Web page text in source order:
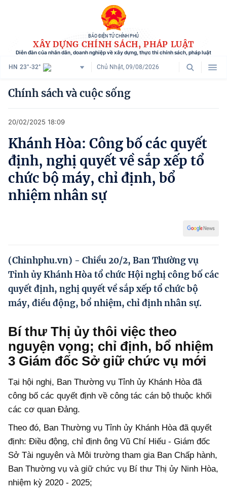
BÁO ĐIỆN TỬ CHÍNH PHỦ
XÂY DỰNG CHÍNH SÁCH, PHÁP LUẬT
Diễn đàn của nhân dân, doanh nghiệp về xây dựng, thực thi chính sách, pháp luật
HN 23°-32° Chủ Nhật, 09/08/2026
Danh mục
Tham vấn chính sách
Người dân góp ý
Doanh nghiệp hiến kế
Phát triển kinh tế tư nhân và doanh nghiệp dân tộc
Ocop và chuỗi giá trị Nông sản
Kinh tế tư nhân
Khác
Video
Photo
Chính sách và cuộc sống
20/02/2025 18:09
Khánh Hòa: Công bố các quyết
định, nghị quyết về sắp xếp tổ
chức bộ máy, chỉ định, bổ
nhiệm nhân sự
(Chinhphu.vn) - Chiều 20/2, Ban Thường vụ
Tỉnh ủy Khánh Hòa tổ chức Hội nghị công bố các
quyết định, nghị quyết về sắp xếp tổ chức bộ
máy, điều động, bổ nhiệm, chỉ định nhân sự.
Bí thư Thị ủy thôi việc theo
nguyện vọng; chỉ định, bổ nhiệm
3 Giám đốc Sở giữ chức vụ mới
Tại hội nghị, Ban Thường vụ Tỉnh ủy Khánh Hòa đã
công bố các quyết định về công tác cán bộ thuộc khối
các cơ quan Đảng.
Theo đó, Ban Thường vụ Tỉnh ủy Khánh Hòa đã quyết
định: Điều động, chỉ định ông Vũ Chí Hiếu - Giám đốc
Sở Tài nguyên và Môi trường tham gia Ban Chấp hành,
Ban Thường vụ và giữ chức vụ Bí thư Thị ủy Ninh Hòa,
nhiệm kỳ 2020 - 2025;